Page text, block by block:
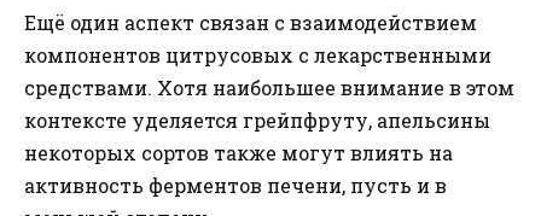
Ещё один аспект связан с взаимодействием
компонентов цитрусовых с лекарственными
средствами. Хотя наибольшее внимание в этом
контексте уделяется грейпфруту, апельсины
некоторых сортов также могут влиять на
активность ферментов печени, пусть и в